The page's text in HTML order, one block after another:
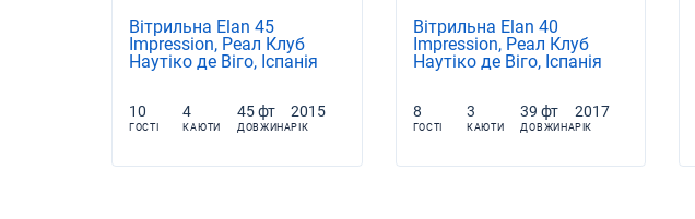
Вітрильна Elan 45
Impression, Реал Клуб
Наутіко де Віго, Іспанія
10
ГОСТІ
4
КАЮТИ
45 фт
ДОВЖИНА
2015
РІК
Вітрильна Elan 40
Impression, Реал Клуб
Наутіко де Віго, Іспанія
8
ГОСТІ
3
КАЮТИ
39 фт
ДОВЖИНА
2017
РІК